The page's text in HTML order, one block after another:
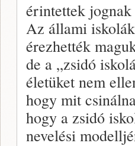
érintettek jognak
Az állami
érezhették
de a „zsidó
életüket nem
hogy mit
hogy a zsidó
nevelési